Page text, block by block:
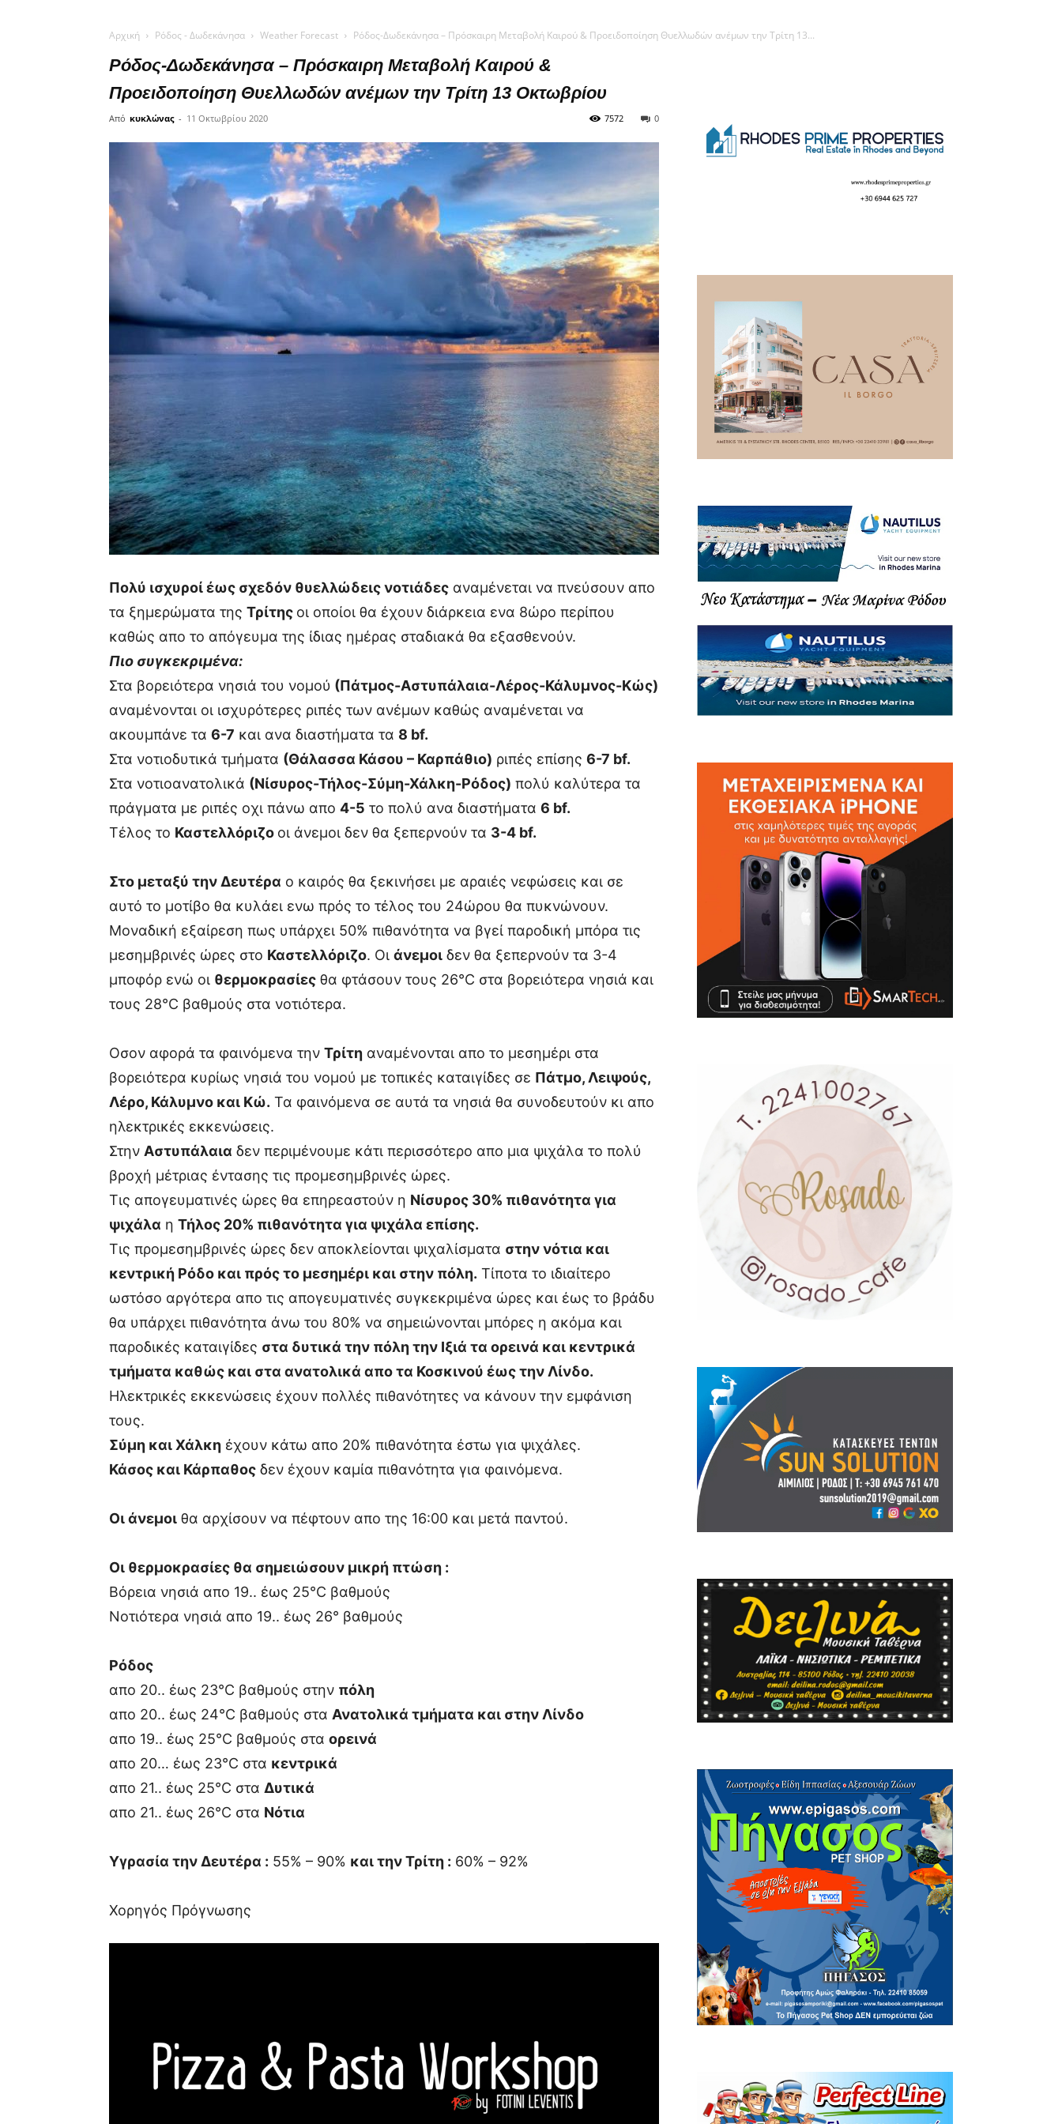
Αρχική Ρόδος - Δωδεκάνησα Weather Forecast Ρόδος-Δωδεκάνησα – Πρόσκαιρη Μεταβολή Καιρού & Προειδοποίηση Θυελλωδών ανέμων την Τρίτη 13...
Ρόδος-Δωδεκάνησα – Πρόσκαιρη Μεταβολή Καιρού &
Προειδοποίηση Θυελλωδών ανέμων την Τρίτη 13 Οκτωβρίου
Από κυκλώνας - 11 Οκτωβρίου 2020 0
7572
Πολύ ισχυροί έως σχεδόν θυελλώδεις νοτιάδες αναμένεται να πνεύσουν απο
τα ξημερώματα της Τρίτης οι οποίοι θα έχουν διάρκεια ενα 8ώρο περίπου
καθώς απο το απόγευμα της ίδιας ημέρας σταδιακά θα εξασθενούν.
Πιο συγκεκριμένα:
Στα βορειότερα νησιά του νομού (Πάτμος-Αστυπάλαια-Λέρος-Κάλυμνος-Κώς)
αναμένονται οι ισχυρότερες ριπές των ανέμων καθώς αναμένεται να
ακουμπάνε τα 6-7 και ανα διαστήματα τα 8 bf.
Στα νοτιοδυτικά τμήματα (Θάλασσα Κάσου – Καρπάθιο) ριπές επίσης 6-7 bf.
Στα νοτιοανατολικά (Νίσυρος-Τήλος-Σύμη-Χάλκη-Ρόδος) πολύ καλύτερα τα
πράγματα με ριπές οχι πάνω απο 4-5 το πολύ ανα διαστήματα 6 bf.
Τέλος το Καστελλόριζο οι άνεμοι δεν θα ξεπερνούν τα 3-4 bf.
Στο μεταξύ την Δευτέρα ο καιρός θα ξεκινήσει με αραιές νεφώσεις και σε
αυτό το μοτίβο θα κυλάει ενω πρός το τέλος του 24ώρου θα πυκνώνουν.
Μοναδική εξαίρεση πως υπάρχει 50% πιθανότητα να βγεί παροδική μπόρα τις
μεσημβρινές ώρες στο Καστελλόριζο. Οι άνεμοι δεν θα ξεπερνούν τα 3-4
μποφόρ ενώ οι θερμοκρασίες θα φτάσουν τους 26°C στα βορειότερα νησιά και
τους 28°C βαθμούς στα νοτιότερα.
Οσον αφορά τα φαινόμενα την Τρίτη αναμένονται απο το μεσημέρι στα
βορειότερα κυρίως νησιά του νομού με τοπικές καταιγίδες σε Πάτμο, Λειψούς,
Λέρο, Κάλυμνο και Κώ. Τα φαινόμενα σε αυτά τα νησιά θα συνοδευτούν κι απο
ηλεκτρικές εκκενώσεις.
Στην Αστυπάλαια δεν περιμένουμε κάτι περισσότερο απο μια ψιχάλα το πολύ
βροχή μέτριας έντασης τις προμεσημβρινές ώρες.
Τις απογευματινές ώρες θα επηρεαστούν η Νίσυρος 30% πιθανότητα για
ψιχάλα η Τήλος 20% πιθανότητα για ψιχάλα επίσης.
Τις προμεσημβρινές ώρες δεν αποκλείονται ψιχαλίσματα στην νότια και
κεντρική Ρόδο και πρός το μεσημέρι και στην πόλη. Τίποτα το ιδιαίτερο
ωστόσο αργότερα απο τις απογευματινές συγκεκριμένα ώρες και έως το βράδυ
θα υπάρχει πιθανότητα άνω του 80% να σημειώνονται μπόρες η ακόμα και
παροδικές καταιγίδες στα δυτικά την πόλη την Ιξιά τα ορεινά και κεντρικά
τμήματα καθώς και στα ανατολικά απο τα Κοσκινού έως την Λίνδο.
Ηλεκτρικές εκκενώσεις έχουν πολλές πιθανότητες να κάνουν την εμφάνιση
τους.
Σύμη και Χάλκη έχουν κάτω απο 20% πιθανότητα έστω για ψιχάλες.
Κάσος και Κάρπαθος δεν έχουν καμία πιθανότητα για φαινόμενα.
Οι άνεμοι θα αρχίσουν να πέφτουν απο της 16:00 και μετά παντού.
Οι θερμοκρασίες θα σημειώσουν μικρή πτώση :
Βόρεια νησιά απο 19.. έως 25°C βαθμούς
Νοτιότερα νησιά απο 19.. έως 26° βαθμούς
Ρόδος
απο 20.. έως 23°C βαθμούς στην πόλη
απο 20.. έως 24°C βαθμούς στα Ανατολικά τμήματα και στην Λίνδο
απο 19.. έως 25°C βαθμούς στα ορεινά
απο 20… έως 23°C στα κεντρικά
απο 21.. έως 25°C στα Δυτικά
απο 21.. έως 26°C στα Νότια
Υγρασία την Δευτέρα : 55% – 90% και την Τρίτη : 60% – 92%
Χορηγός Πρόγνωσης